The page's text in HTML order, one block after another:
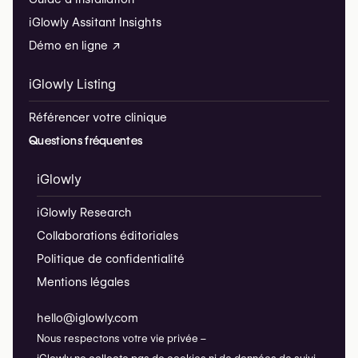
iGlowly Assitant Insights
Démo en ligne ↗
iGlowly Listing
Référencer votre clinique
Questions fréquentes
iGlowly
iGlowly Research
Collaborations éditoriales
Politique de confidentialité
Mentions légales
hello@iglowly.com
Nous respectons votre vie privée –